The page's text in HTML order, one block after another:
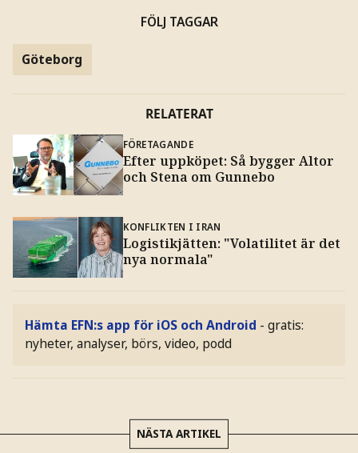
FÖLJ TAGGAR
Göteborg
RELATERAT
FÖRETAGANDE
Efter uppköpet: Så bygger Altor
och Stena om Gunnebo
KONFLIKTEN I IRAN
Logistikjätten: "Volatilitet är det
nya normala"
Hämta EFN:s app för iOS och Android - gratis:
nyheter, analyser, börs, video, podd
NÄSTA ARTIKEL